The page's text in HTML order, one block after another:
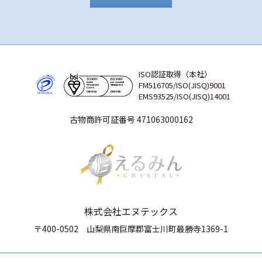
ISO認証取得（本社）
FM516705/ISO(JISQ)9001
EMS93525/ISO(JISQ)14001
古物商許可証番号 471063000162
株式会社エヌテックス
〒400-0502 山梨県南巨摩郡富士川町最勝寺1369-1